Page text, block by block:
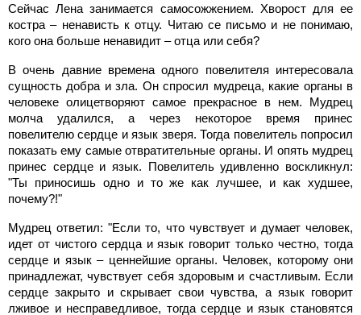
Сейчас Лена занимается самосожжением. Хворост для ее
костра – ненависть к отцу. Читаю се письмо и не понимаю,
кого она больше ненавидит – отца или себя?
В очень давние времена одного повелителя интересовала
сущность добра и зла. Он спросил мудреца, какие органы в
человеке олицетворяют самое прекрасное в нем. Мудрец
молча удалился, а через некоторое время принес
повелителю сердце и язык зверя. Тогда повелитель попросил
показать ему самые отвратительные органы. И опять мудрец
принес сердце и язык. Повелитель удивленно воскликнул:
"Ты приносишь одно и то же как лучшее, и как худшее,
почему?!"
Мудрец ответил: "Если то, что чувствует и думает человек,
идет от чистого сердца и язык говорит только честно, тогда
сердце и язык – ценнейшие органы. Человек, которому они
принадлежат, чувствует себя здоровым и счастливым. Если
сердце закрыто и скрывает свои чувства, а язык говорит
лживое и несправедливое, тогда сердце и язык становятся